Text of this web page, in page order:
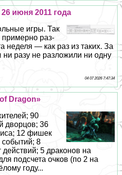
июня 2011 года
игры. Так
примерно раз-
неделя — как раз из таких. За
разу не разложили ни одну
04 07 2026 7:47:34
Dragon»
90
дворцов; 36
12 фишек
8
5 дpaконов на
подсчета очков (по 2 на
году...